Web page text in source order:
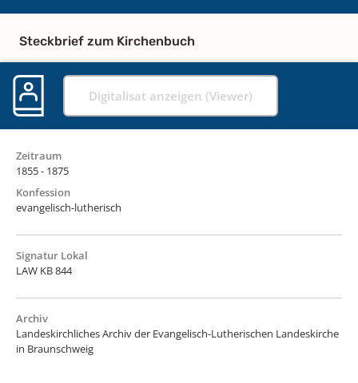
Steckbrief zum Kirchenbuch
Digitalisat anzeigen (Viewer)
Zeitraum
1855 - 1875
Konfession
evangelisch-lutherisch
Signatur Lokal
LAW KB 844
Archiv
Landeskirchliches Archiv der Evangelisch-Lutherischen Landeskirche
in Braunschweig